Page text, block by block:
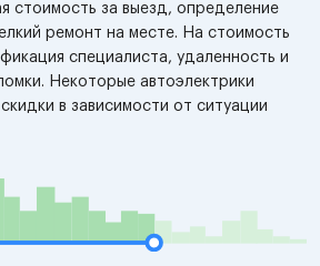
стоимость за выезд, определение
ремонт на месте. На стоимость
специалиста, удаленность и
Некоторые автоэлектрики
в зависимости от ситуации